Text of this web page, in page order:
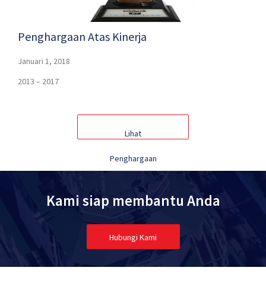
Penghargaan Atas Kinerja
Januari 1, 2018
2013 – 2017
Lihat
Penghargaan
Kami siap membantu Anda
Hubungi Kami